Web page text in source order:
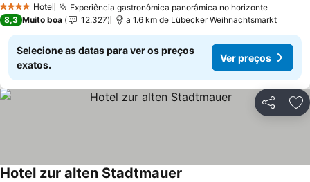
4 EstrelasHotel Experiência gastronômica panorâmica no horizonte
8,3 Muito boa 12.327 a 1.6 km de Lübecker Weihnachtsmarkt
Selecione as datas para ver os preços
exatos.
Ver preços
Partilhar
Hotel zur alten Stadtmauer